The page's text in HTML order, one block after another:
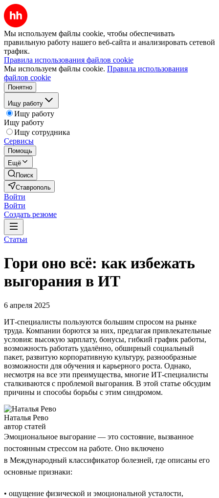
Мы используем файлы cookie, чтобы обеспечивать
правильную работу нашего веб-сайта и анализировать сетевой
трафик.
Правила использования файлов cookie
Мы используем файлы cookie. Правила использования
файлов cookie
Понятно
Ищу работу
Ищу работу
Ищу работу
Ищу сотрудника
Сервисы
Помощь
Ещё
Поиск
Ставрополь
Войти
Войти
Создать резюме
Статьи
Гори оно всё: как избежать
выгорания в ИТ
6 апреля 2025
ИТ-специалисты пользуются большим спросом на рынке
труда. Компании борются за них, предлагая привлекательные
условия: высокую зарплату, бонусы, гибкий график работы,
возможность работать удалённо, обширный социальный
пакет, развитую корпоративную культуру, разнообразные
возможности для обучения и карьерного роста. Однако,
несмотря на все эти преимущества, многие ИТ-специалисты
сталкиваются с проблемой выгорания. В этой статье обсудим
причины и способы борьбы с этим синдромом.
Наталья Рево
автор статей
Эмоциональное выгорание — это состояние, вызванное
постоянным стрессом на работе. Оно включено
в Международный классификатор болезней, где описаны его
основные признаки:
• ощущение физической и эмоциональной усталости,